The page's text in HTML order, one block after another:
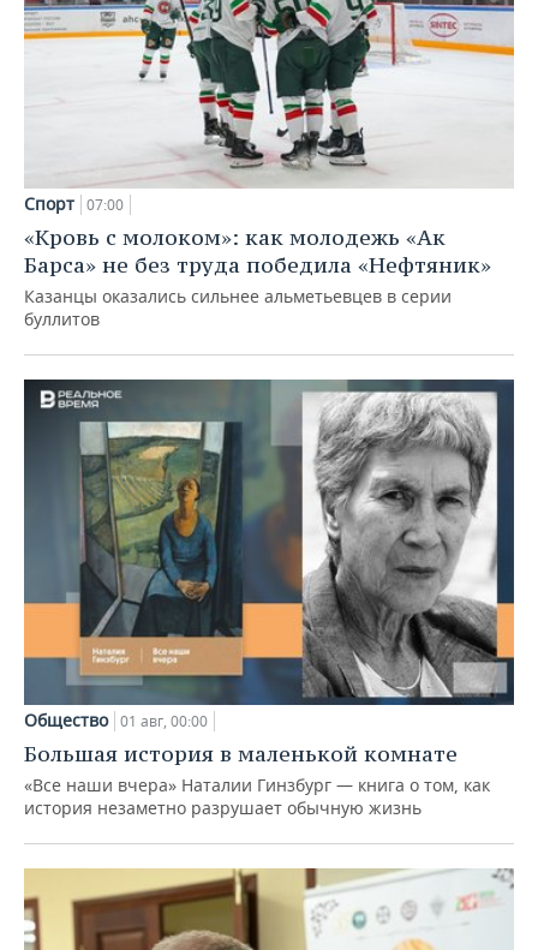
Спорт 07:00
«Кровь с молоком»: как молодежь «Ак
Барса» не без труда победила «Нефтяник»
Казанцы оказались сильнее альметьевцев в серии
буллитов
Общество 01 авг, 00:00
Большая история в маленькой комнате
«Все наши вчера» Наталии Гинзбург — книга о том, как
история незаметно разрушает обычную жизнь